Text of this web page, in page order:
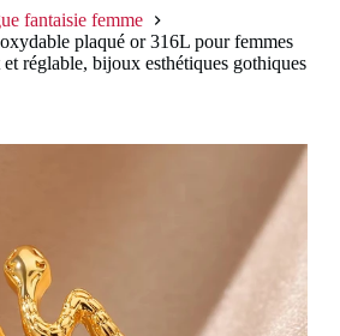
fantaisie femme
plaqué or 316L pour femmes
réglable, bijoux esthétiques gothiques